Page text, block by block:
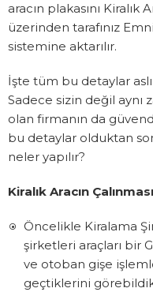
aracın plakasını
üzerinden tarafınız
sistemine aktarılır.
İşte tüm bu detaylar
Sadece sizin değil aynı
olan firmanın da
bu detaylar olduktan
neler yapılır?
Kiralık Aracın
Öncelikle Kiralama
şirketleri araçları bir
ve otoban gişe
geçtiklerini